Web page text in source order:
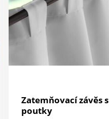
Zatemňovací závěs s
poutky